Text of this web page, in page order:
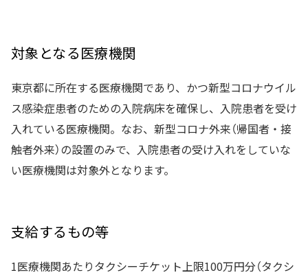
対象となる医療機関
東京都に所在する医療機関であり、かつ新型コロナウイル
ス感染症患者のための入院病床を確保し、入院患者を受け
入れている医療機関。なお、新型コロナ外来（帰国者・接
触者外来）の設置のみで、入院患者の受け入れをしていな
い医療機関は対象外となります。
支給するもの等
1医療機関あたりタクシーチケット上限100万円分（タクシ